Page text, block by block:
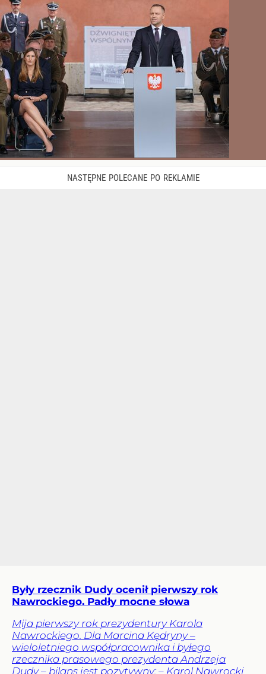
Były rzecznik Dudy ocenił pierwszy rok
Nawrockiego. Padły mocne słowa
Mija pierwszy rok prezydentury Karola
Nawrockiego. Dla Marcina Kędryny –
wieloletniego współpracownika i byłego
rzecznika prasowego prezydenta Andrzeja
Dudy – bilans jest pozytywny: – Karol Nawrocki